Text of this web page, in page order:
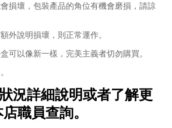
損壞，包裝產品的角位有機會磨損，請諒
外說明損壞，則正常運作。
可以像新一樣，完美主義者切勿購買。
況詳細說明或者了解更
職員查詢。